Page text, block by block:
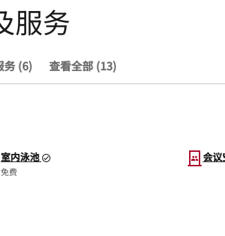
服务
务 (6) 查看全部 (13)
室内泳池
免费
会议